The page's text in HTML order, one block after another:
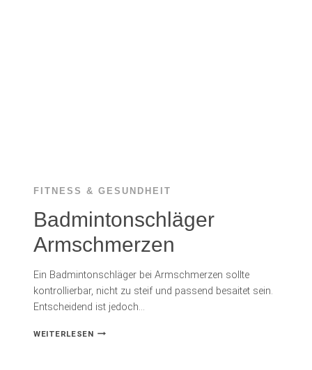
FITNESS & GESUNDHEIT
Badmintonschläger
Armschmerzen
Ein Badmintonschläger bei Armschmerzen sollte
kontrollierbar, nicht zu steif und passend besaitet sein.
Entscheidend ist jedoch…
WEITERLESENBADMINTONSCHLÄGER